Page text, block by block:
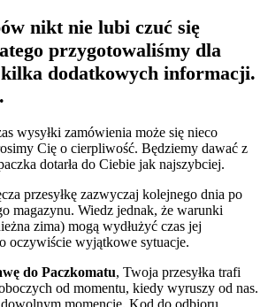
nikt nie lubi czuć się
przygotowaliśmy dla
kilka dodatkowych informacji.
wysyłki zamówienia może się nieco
Cię o cierpliwość. Będziemy dawać z
dotarła do Ciebie jak najszybciej.
przesyłkę zazwyczaj kolejnego dnia po
magazynu. Wiedz jednak, że warunki
zima) mogą wydłużyć czas jej
oczywiście wyjątkowe sytuacje.
do Paczkomatu, Twoja przesyłka trafi
od momentu, kiedy wyruszy od nas.